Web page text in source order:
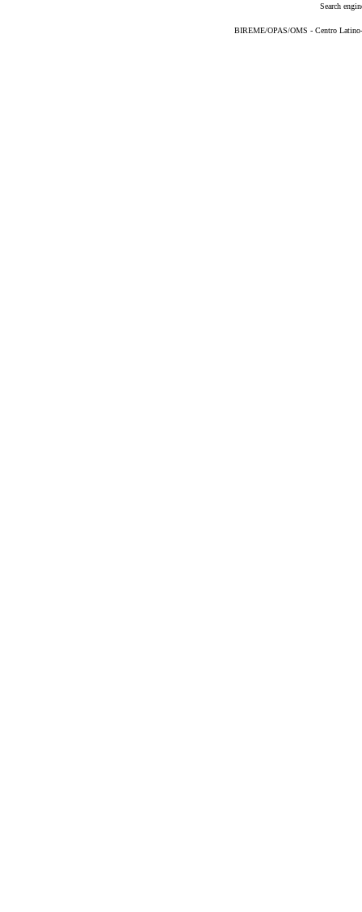
Search
BIREME/OPAS/OMS - Centro Latino-